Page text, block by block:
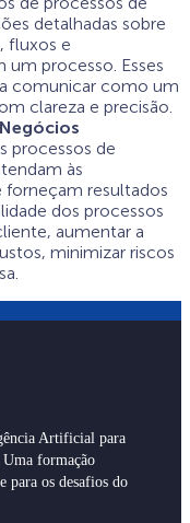
detalhadas sobre
fluxos e
um processo. Esses
comunicar como um
clareza e precisão.
processos de
às
forneçam resultados
dos processos
aumentar a
minimizar riscos
Artificial para
formação
para os desafios do